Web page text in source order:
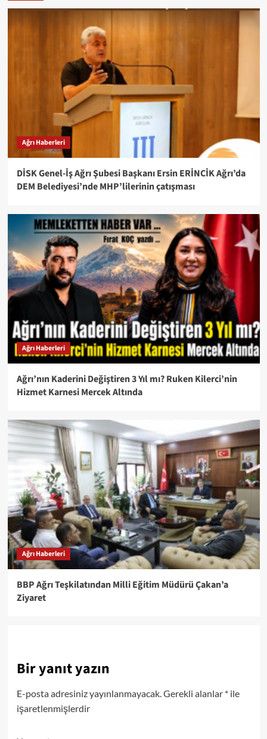
Ağrı Haberleri
DİSK Genel-İş Ağrı Şubesi Başkanı Ersin ERİNCİK Ağrı’da
DEM Belediyesi’nde MHP’lilerinin çatışması
Ağrı Haberleri
Ağrı’nın Kaderini Değiştiren 3 Yıl mı? Ruken Kilerci’nin
Hizmet Karnesi Mercek Altında
Ağrı Haberleri
BBP Ağrı Teşkilatından Milli Eğitim Müdürü Çakan’a
Ziyaret
Bir yanıt yazın
E-posta adresiniz yayınlanmayacak. Gerekli alanlar *ile
işaretlenmişlerdir